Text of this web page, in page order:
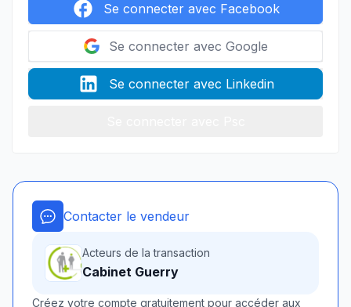
Se connecter avec Facebook
Se connecter avec Google
Se connecter avec Linkedin
Contacter le vendeur
Acteurs de la transaction
Cabinet Guerry
Créez votre compte gratuitement pour accéder aux